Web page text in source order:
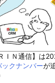
ＩＮ通信】は
ックナンバーが